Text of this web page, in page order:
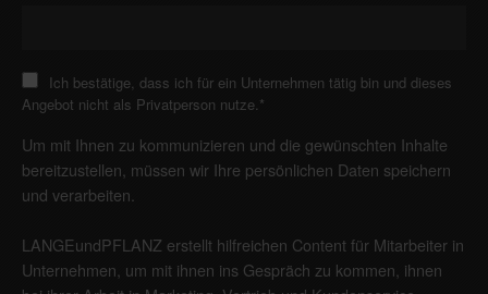
Ich bestätige, dass ich für ein Unternehmen tätig bin und dieses
Angebot nicht als Privatperson nutze.*
Um mit Ihnen zu kommunizieren und die gewünschten Inhalte
bereitzustellen, müssen wir Ihre persönlichen Daten speichern
und verarbeiten.
LANGEundPFLANZ erstellt hilfreichen Content für Mitarbeiter in
Unternehmen, um mit ihnen ins Gespräch zu kommen, ihnen